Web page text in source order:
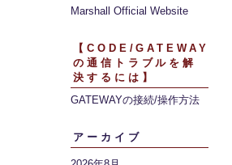
Marshall Official Website
【CODE/GATEWAY
の通信トラブルを解
決するには】
GATEWAYの接続/操作方法
アーカイブ